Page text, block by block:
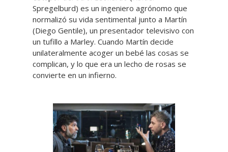
Spregelburd) es un ingeniero agrónomo que
normalizó su vida sentimental junto a Martín
(Diego Gentile), un presentador televisivo con
un tufillo a Marley. Cuando Martín decide
unilateralmente acoger un bebé las cosas se
complican, y lo que era un lecho de rosas se
convierte en un infierno.